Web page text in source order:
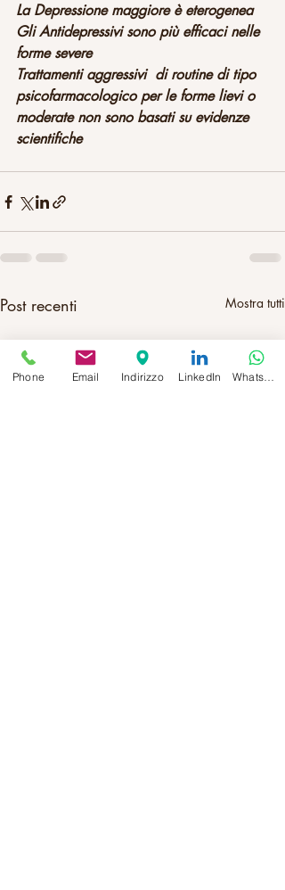
La Depressione maggiore è eterogenea
Gli Antidepressivi sono più efficaci nelle
forme severe
Trattamenti aggressivi  di routine di tipo
psicofarmacologico per le forme lievi o
moderate non sono basati su evidenze
scientifiche
Post recenti Mostra tutti
Phone Email Indirizzo LinkedIn